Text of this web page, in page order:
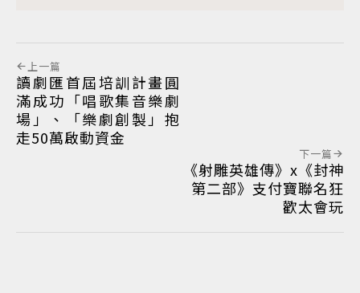
上一篇
讀劇匯首屆培訓計畫圓
滿成功「唱歌集音樂劇
場」、「樂劇創製」抱
走50萬啟動資金
下一篇
《射雕英雄傳》x《封神
第二部》支付寶聯名狂
歡太會玩